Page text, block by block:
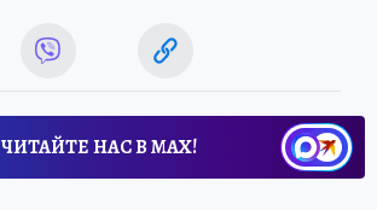
ЧИТАЙТЕ НАС В МАХ!